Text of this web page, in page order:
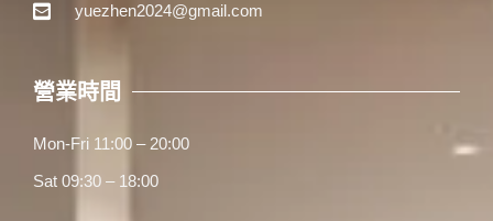
yuezhen2024@gmail.com
營業時間
Mon-Fri 11:00 – 20:00
Sat 09:30 – 18:00